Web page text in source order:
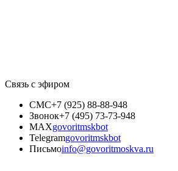
Связь с эфиром
СМС+7 (925) 88-88-948
Звонок+7 (495) 73-73-948
MAXgovoritmskbot
Telegramgovoritmskbot
Письмоinfo@govoritmoskva.ru